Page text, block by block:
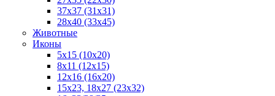
37x37 (31x31)
28х40 (33х45)
Животные
Иконы
5x15 (10х20)
8x11 (12х15)
12x16 (16х20)
15x23, 18х27 (23х32)